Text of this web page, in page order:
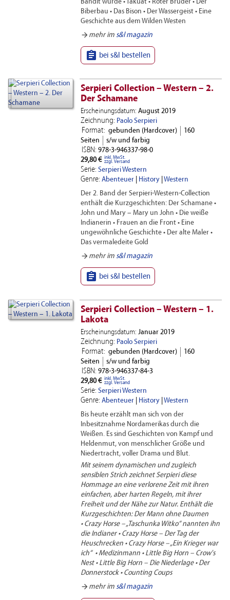
Bandit wurde • Takuat • Roter Bruder • Der
Biberbau • Das Bison • Der Wassergeist • Eine
Geschichte aus dem Wilden Westen
arrow_forward mehr im s&l magazin
 bei s&l bestellen
Serpieri Collection – Western – 2.
Der Schamane
Erscheinungsdatum: August 2019
Zeichnung: Paolo Serpieri
Format: gebunden (Hardcover)
160
Seiten
s/w und farbig
ISBN: 978-3-946337-98-0
29,80 € inkl. MwSt.
zzgl. Versand
Serie: Serpieri Western
Genre: Abenteuer| History| Western
Der 2. Band der Serpieri-Western-Collection
enthält die Kurzgeschichten: Der Schamane •
John und Mary – Mary un John • Die weiße
Indianerin • Frauen an die Front • Eine
ungewöhnliche Geschichte • Der alte Maler •
Das vermaledeite Gold
arrow_forward mehr im s&l magazin
 bei s&l bestellen
Serpieri Collection – Western – 1.
Lakota
Erscheinungsdatum: Januar 2019
Zeichnung: Paolo Serpieri
Format: gebunden (Hardcover)
160
Seiten
s/w und farbig
ISBN: 978-3-946337-84-3
29,80 € inkl. MwSt.
zzgl. Versand
Serie: Serpieri Western
Genre: Abenteuer| History| Western
Bis heute erzählt man sich von der
Inbesitznahme Nordamerikas durch die
Weißen. Es sind Geschichten von Kampf und
Heldenmut, von menschlicher Größe und
Niedertracht, voller Drama und Blut.
Mit seinem dynamischen und zugleich
sensiblen Strich zeichnet Serpieri diese
Hommage an eine verlorene Zeit mit ihren
einfachen, aber harten Regeln, mit ihrer
Freiheit und der Nähe zur Natur. Enthält die
Kurzgeschichten: Der Mann ohne Daumen
• Crazy Horse –„Taschunka Witko“nannten ihn
die Indianer • Crazy Horse – Der Tag der
Heuschrecken• Crazy Horse –„Ein Krieger war
ich“ • Medizinmann • Little Big Horn – Crow's
Nest • Little Big Horn – Die Niederlage• Der
Donnerstock • Counting Coups
arrow_forward mehr im s&l magazin